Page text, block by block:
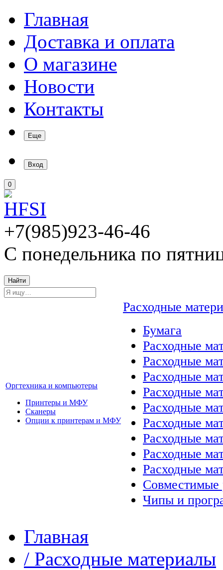
Главная
Доставка и оплата
О магазине
Новости
Контакты
Еще
Вход
0
+7(985)923-46-46
С понедельника по
Найти
Оргтехника и компьютеры
Принтеры и МФУ
Сканеры
Опции к принтерам и МФУ
Расходные
Бумага
Расходные
Расходные
Расходные
Расходные
Расходные
Расходные
Расходные
Расходные
Расходные
Совместимые
Чипы и
Главная
/ Расходные материалы